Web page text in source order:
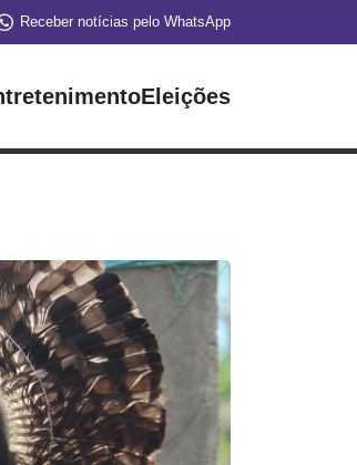
Receber notícias pelo WhatsApp
Eleições